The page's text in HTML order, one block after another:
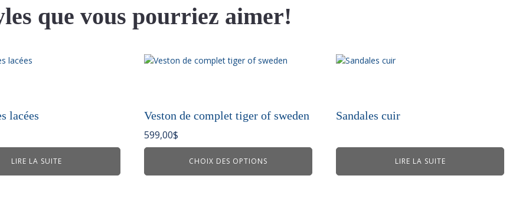
que vous pourriez aimer!
lacées
LIRE LA SUITE
Veston de complet tiger of sweden
599,00$
CHOIX DES OPTIONS
Ce
variations.
options
peuvent
choisies
Sandales cuir
LIRE LA SUITE